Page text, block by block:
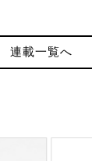
連載一覧へ